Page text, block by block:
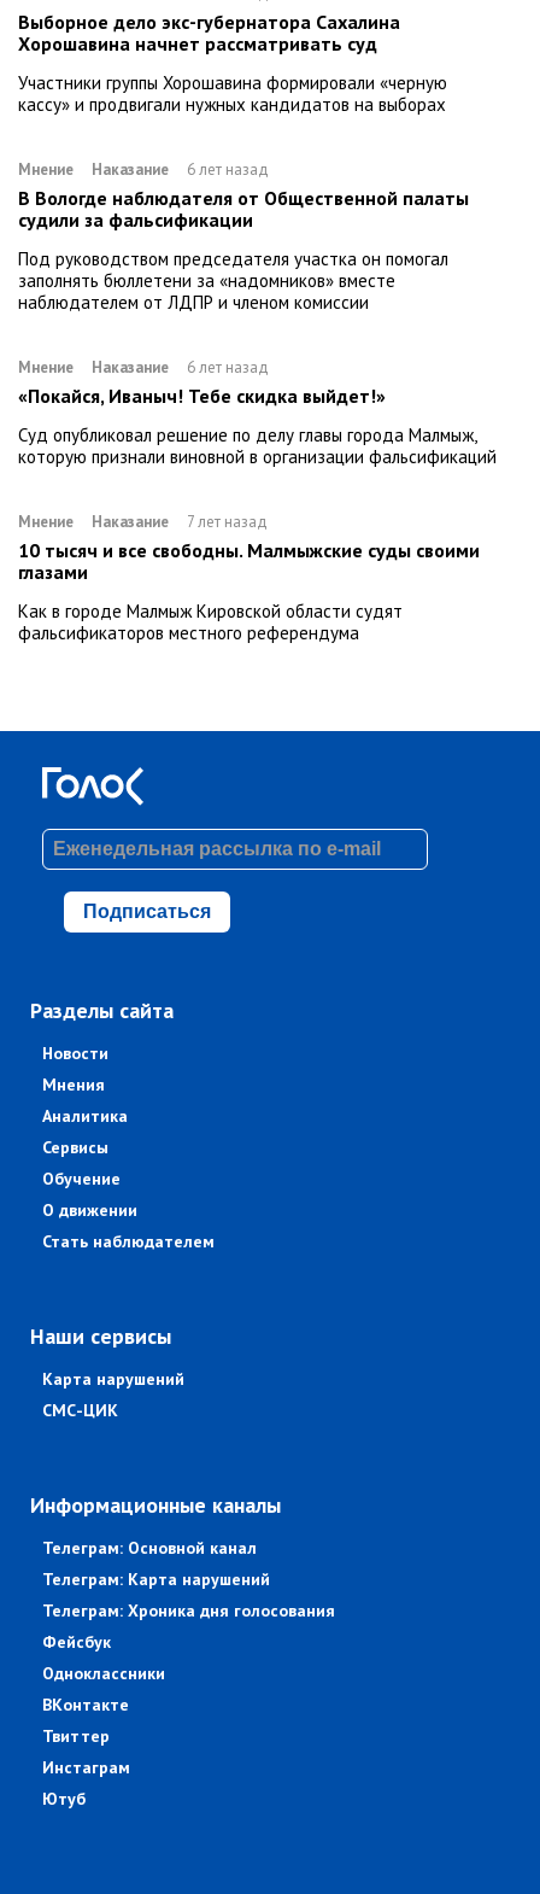
Выборное дело экс-губернатора Сахалина
Хорошавина начнет рассматривать суд
Участники группы Хорошавина формировали «черную
кассу» и продвигали нужных кандидатов на выборах
Мнение Наказание 6 лет назад
В Вологде наблюдателя от Общественной палаты
судили за фальсификации
Под руководством председателя участка он помогал
заполнять бюллетени за «надомников» вместе
наблюдателем от ЛДПР и членом комиссии
Мнение Наказание 6 лет назад
«Покайся, Иваныч! Тебе скидка выйдет!»
Суд опубликовал решение по делу главы города Малмыж,
которую признали виновной в организации фальсификаций
Мнение Наказание 7 лет назад
10 тысяч и все свободны. Малмыжские суды своими
глазами
Как в городе Малмыж Кировской области судят
фальсификаторов местного референдума
Подписаться
Разделы сайта
Новости
Мнения
Аналитика
Сервисы
Обучение
О движении
Стать наблюдателем
Наши сервисы
Карта нарушений
СМС-ЦИК
Информационные каналы
Телеграм: Основной канал
Телеграм: Карта нарушений
Телеграм: Хроника дня голосования
Фейсбук
Одноклассники
ВКонтакте
Твиттер
Инстаграм
Ютуб